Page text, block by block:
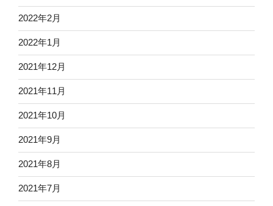
2022年2月
2022年1月
2021年12月
2021年11月
2021年10月
2021年9月
2021年8月
2021年7月